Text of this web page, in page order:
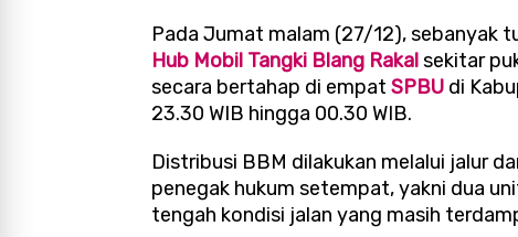
Pada Jumat malam (27/12), sebanyak
Hub Mobil Tangki Blang Rakalsekitar
secara bertahap di empat SPBU di
23.30 WIB hingga 00.30 WIB.
Distribusi BBM dilakukan melalui jalur
penegak hukum setempat, yakni dua
tengah kondisi jalan yang masih